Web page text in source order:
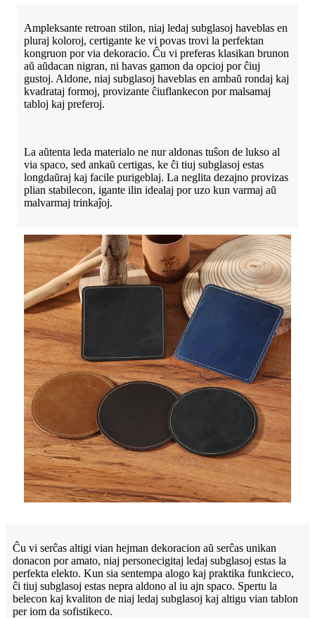
Ampleksante retroan stilon, niaj ledaj subglasoj haveblas en
pluraj koloroj, certigante ke vi povas trovi la perfektan
kongruon por via dekoracio. Ĉu vi preferas klasikan brunon
aŭ aŭdacan nigran, ni havas gamon da opcioj por ĉiuj
gustoj. Aldone, niaj subglasoj haveblas en ambaŭ rondaj kaj
kvadrataj formoj, provizante ĉiuflankecon por malsamaj
tabloj kaj preferoj.
La aŭtenta leda materialo ne nur aldonas tuŝon de lukso al
via spaco, sed ankaŭ certigas, ke ĉi tiuj subglasoj estas
longdaŭraj kaj facile purigeblaj. La neglita dezajno provizas
plian stabilecon, igante ilin idealaj por uzo kun varmaj aŭ
malvarmaj trinkaĵoj.
Ĉu vi serĉas altigi vian hejman dekoracion aŭ serĉas unikan
donacon por amato, niaj personecigitaj ledaj subglasoj estas la
perfekta elekto. Kun sia sentempa alogo kaj praktika funkcieco,
ĉi tiuj subglasoj estas nepra aldono al iu ajn spaco. Spertu la
belecon kaj kvaliton de niaj ledaj subglasoj kaj altigu vian tablon
per iom da sofistikeco.